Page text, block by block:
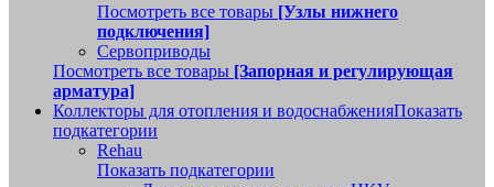
Посмотреть все товары [Узлы нижнего
подключения]
Сервоприводы
Посмотреть все товары [Запорная и регулирующая
арматура]
Коллекторы для отопления и водоснабженияПоказать
подкатегории
Rehau
Показать подкатегории